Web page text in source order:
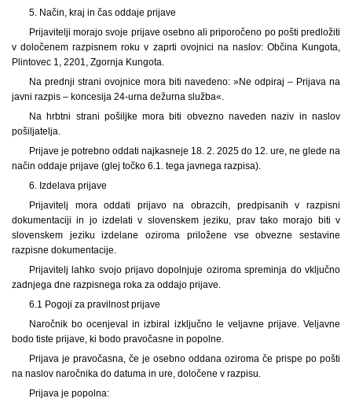
5. Način, kraj in čas oddaje prijave
Prijavitelji morajo svoje prijave osebno ali priporočeno po pošti predložiti
v določenem razpisnem roku v zaprti ovojnici na naslov: Občina Kungota,
Plintovec 1, 2201, Zgornja Kungota.
Na prednji strani ovojnice mora biti navedeno: »Ne odpiraj – Prijava na
javni razpis – koncesija 24-urna dežurna služba«.
Na hrbtni strani pošiljke mora biti obvezno naveden naziv in naslov
pošiljatelja.
Prijave je potrebno oddati najkasneje 18. 2. 2025 do 12. ure, ne glede na
način oddaje prijave (glej točko 6.1. tega javnega razpisa).
6. Izdelava prijave
Prijavitelj mora oddati prijavo na obrazcih, predpisanih v razpisni
dokumentaciji in jo izdelati v slovenskem jeziku, prav tako morajo biti v
slovenskem jeziku izdelane oziroma priložene vse obvezne sestavine
razpisne dokumentacije.
Prijavitelj lahko svojo prijavo dopolnjuje oziroma spreminja do vključno
zadnjega dne razpisnega roka za oddajo prijave.
6.1 Pogoji za pravilnost prijave
Naročnik bo ocenjeval in izbiral izključno le veljavne prijave. Veljavne
bodo tiste prijave, ki bodo pravočasne in popolne.
Prijava je pravočasna, če je osebno oddana oziroma če prispe po pošti
na naslov naročnika do datuma in ure, določene v razpisu.
Prijava je popolna: